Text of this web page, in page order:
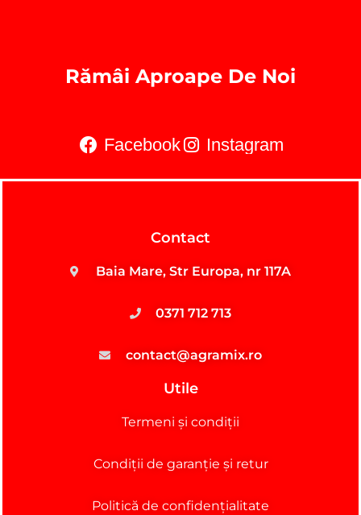
Rămâi Aproape De Noi
Facebook Instagram
Contact
Baia Mare, Str Europa, nr 117A
0371 712 713
contact@agramix.ro
Utile
Termeni și condiții
Condiții de garanție și retur
Politică de confidențialitate